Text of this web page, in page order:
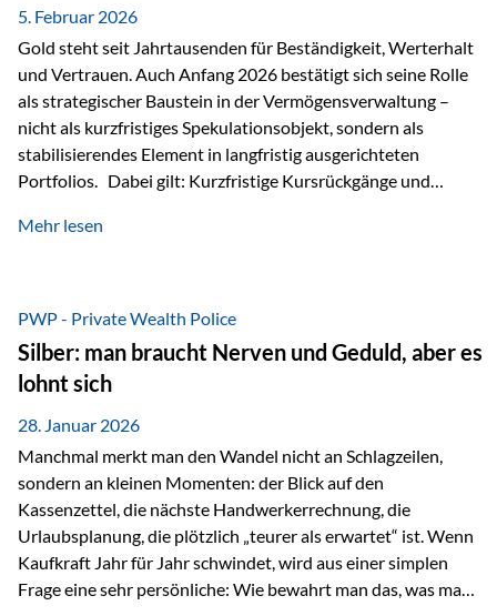
5. Februar 2026
Gold steht seit Jahrtausenden für Beständigkeit, Werterhalt
und Vertrauen. Auch Anfang 2026 bestätigt sich seine Rolle
als strategischer Baustein in der Vermögensverwaltung –
nicht als kurzfristiges Spekulationsobjekt, sondern als
stabilisierendes Element in langfristig ausgerichteten
Portfolios. Dabei gilt: Kurzfristige Kursrückgänge und
starken Anstiegen. Diese verändern jedoch nicht die
von geopolitischen Spannungen, einer stark ausgeweiteten
Geldmenge sowie strukturellen Verschiebungen an den
Kapitalmärkten geprägt ist, bleibt Gold ein bewährter Anker.
Nicht, weil…
Mehr lesen
PWP - Private Wealth Police
Silber: man braucht Nerven und Geduld, aber es
lohnt sich
28. Januar 2026
Manchmal merkt man den Wandel nicht an Schlagzeilen,
sondern an kleinen Momenten: der Blick auf den
Kassenzettel, die nächste Handwerkerrechnung, die
Urlaubsplanung, die plötzlich „teurer als erwartet“ ist. Wenn
Kaufkraft Jahr für Jahr schwindet, wird aus einer simplen
Frage eine sehr persönliche: Wie bewahrt man das, was man